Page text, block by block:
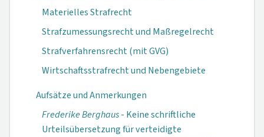
Materielles Strafrecht
Strafzumessungsrecht und Maßregelrecht
Strafverfahrensrecht (mit GVG)
Wirtschaftsstrafrecht und Nebengebiete
Aufsätze und Anmerkungen
Frederike Berghaus- Keine schriftliche
Urteilsübersetzung für verteidigte